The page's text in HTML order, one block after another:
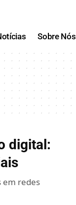
Sobre Nós
digital:
em redes